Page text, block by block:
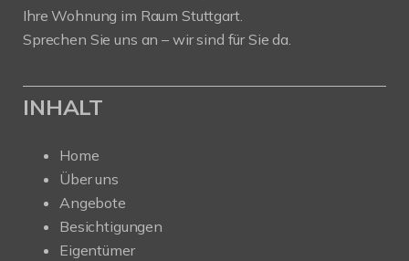
Ihre Wohnung im Raum Stuttgart.
Sprechen Sie uns an – wir sind für Sie da.
INHALT
Home
Über uns
Angebote
Besichtigungen
Eigentümer